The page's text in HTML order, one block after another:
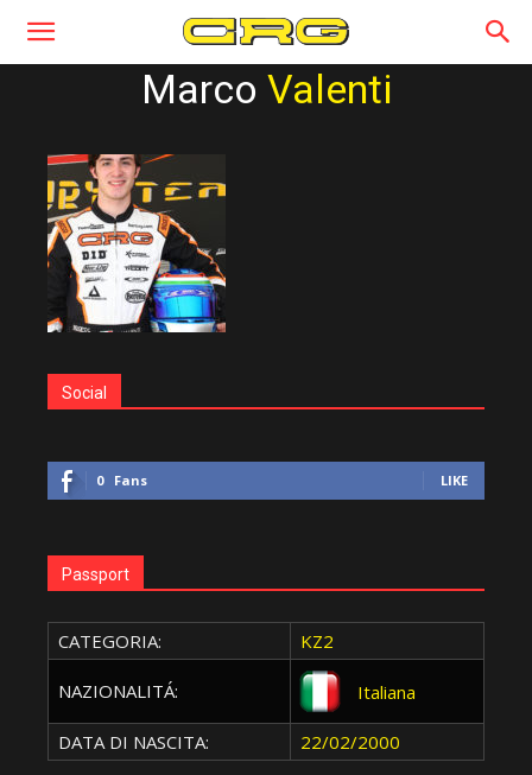
Marco Valenti
Social
0 Fans LIKE
Passport
CATEGORIA: KZ2
NAZIONALITÁ: Italiana
DATA DI NASCITA: 22/02/2000